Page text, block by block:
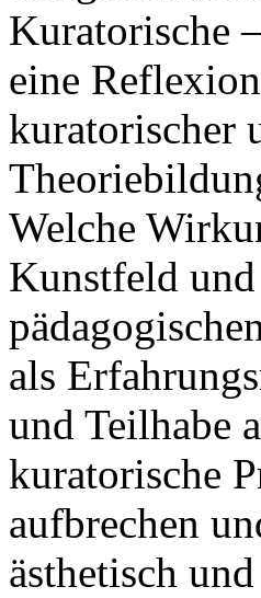
Kuratorische
eine
kuratorischer
Welche
Kunstfeld
als
und Teilhabe
kuratorische
aufbrechen
ästhetisch